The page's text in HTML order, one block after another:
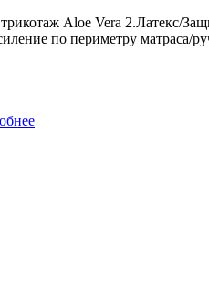
Aloe Vera 2.Латекс/
по периметру матраса/